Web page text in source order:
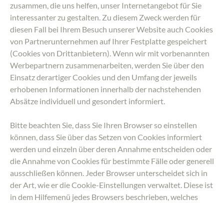
zusammen, die uns helfen, unser Internetangebot für Sie
interessanter zu gestalten. Zu diesem Zweck werden für
diesen Fall bei Ihrem Besuch unserer Website auch Cookies
von Partnerunternehmen auf Ihrer Festplatte gespeichert
(Cookies von Drittanbietern). Wenn wir mit vorbenannten
Werbepartnern zusammenarbeiten, werden Sie über den
Einsatz derartiger Cookies und den Umfang der jeweils
erhobenen Informationen innerhalb der nachstehenden
Absätze individuell und gesondert informiert.
Bitte beachten Sie, dass Sie Ihren Browser so einstellen
können, dass Sie über das Setzen von Cookies informiert
werden und einzeln über deren Annahme entscheiden oder
die Annahme von Cookies für bestimmte Fälle oder generell
ausschließen können. Jeder Browser unterscheidet sich in
der Art, wie er die Cookie-Einstellungen verwaltet. Diese ist
in dem Hilfemenü jedes Browsers beschrieben, welches